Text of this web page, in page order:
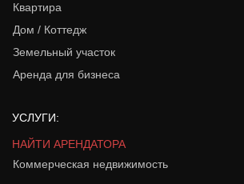
Квартира
Дом / Коттедж
Земельный участок
Аренда для бизнеса
УСЛУГИ:
НАЙТИ АРЕНДАТОРА
Коммерческая недвижимость